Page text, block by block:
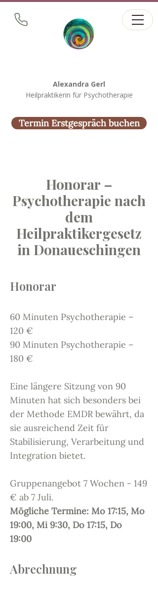
Alexandra Gerl
Heilpraktikerin für Psychotherapie
Termin Erstgespräch buchen
Honorar –
Psychotherapie nach
dem
Heilpraktikergesetz
in Donaueschingen
Honorar
60 Minuten Psychotherapie –
120 €
90 Minuten Psychotherapie –
180 €
Eine längere Sitzung von 90
Minuten hat sich besonders bei
der Methode EMDR bewährt, da
sie ausreichend Zeit für
Stabilisierung, Verarbeitung und
Integration bietet.
Gruppenangebot 7 Wochen - 149
€ ab 7 Juli.
Mögliche Termine: Mo 17:15, Mo
19:00, Mi 9:30, Do 17:15, Do
19:00
Abrechnung